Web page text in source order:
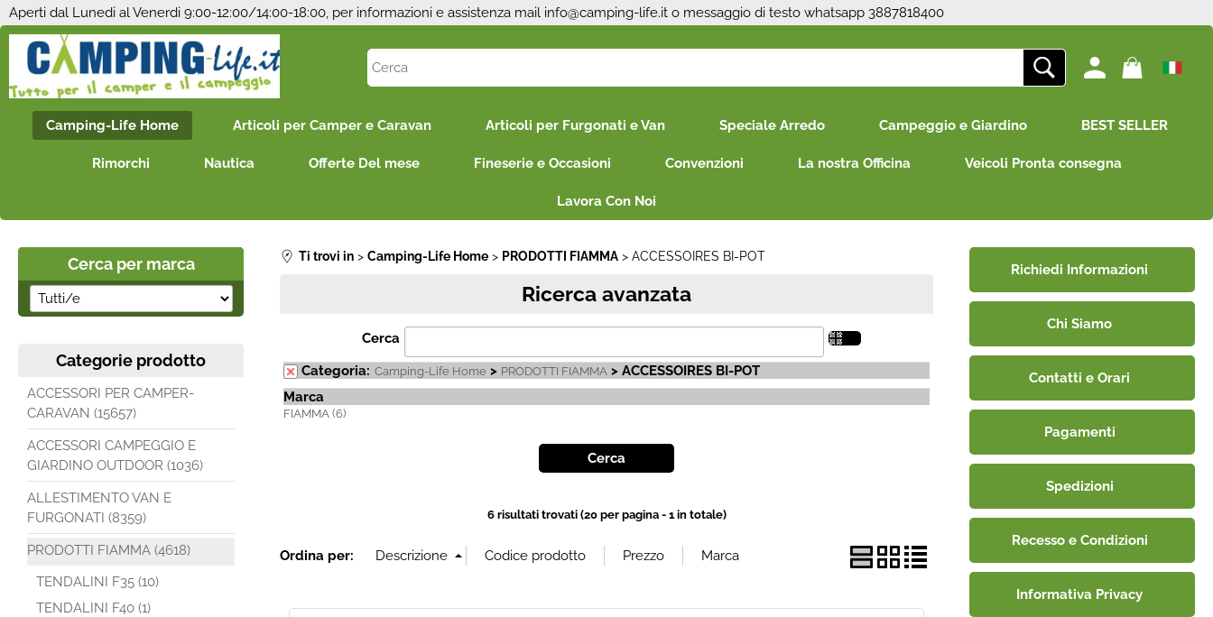
Aperti dal Lunedi al Venerdi 9:00-12:00/14:00-18:00, per informazioni e assistenza mail info@camping-life.it o messaggio di testo whatsapp 3887818400
Per completare l'ordine inserisci
poi clicca sul pulsante "Accedi"
Hai perso la password?
Se non sei ancora registrato sul
"Registrati"
Camping-Life Home Articoli per Camper e Caravan Articoli per Furgonati e Van Speciale Arredo Campeggio e Giardino BEST SELLER
Rimorchi Nautica Offerte Del mese Fineserie e Occasioni Convenzioni La nostra Officina Veicoli Pronta consegna
Lavora Con Noi
Cerca per marca
Categorie prodotto
ACCESSORI PER CAMPER-
CARAVAN (15657)
ACCESSORI CAMPEGGIO E
GIARDINO OUTDOOR (1036)
ALLESTIMENTO VAN E
FURGONATI (8359)
PRODOTTI FIAMMA (4618)
TENDALINI F35 (10)
TENDALINI F40 (1)
Ti trovi in Camping-Life Home PRODOTTI FIAMMA ACCESSOIRES BI-POT
Ricerca avanzata
Cerca
Categoria: Camping-Life Home > PRODOTTI FIAMMA > ACCESSOIRES BI-POT
Marca
FIAMMA (6)
6 risultati trovati (20 per pagina - 1 in totale)
Ordina per:
Richiedi Informazioni
Chi Siamo
Contatti e Orari
Pagamenti
Spedizioni
Recesso e Condizioni
Informativa Privacy